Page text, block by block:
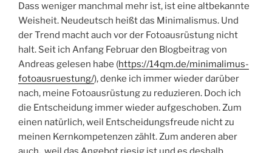
Dass weniger manchmal mehr ist, ist eine altbekannte
Weisheit. Neudeutsch heißt das Minimalismus. Und
der Trend macht auch vor der Fotoausrüstung nicht
halt. Seit ich Anfang Februar den Blogbeitrag von
Andreas gelesen habe (https://14qm.de/minimalimus-
fotoausruestung/), denke ich immer wieder darüber
nach, meine Fotoausrüstung zu reduzieren. Doch ich
die Entscheidung immer wieder aufgeschoben. Zum
einen natürlich, weil Entscheidungsfreude nicht zu
meinen Kernkompetenzen zählt. Zum anderen aber